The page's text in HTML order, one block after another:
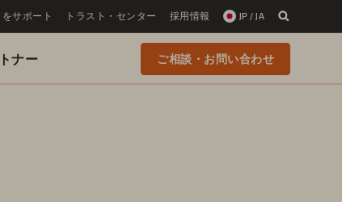
をサポート トラスト・センター 採用情報 JP / JA
ナー ご相談・お問い合わせ